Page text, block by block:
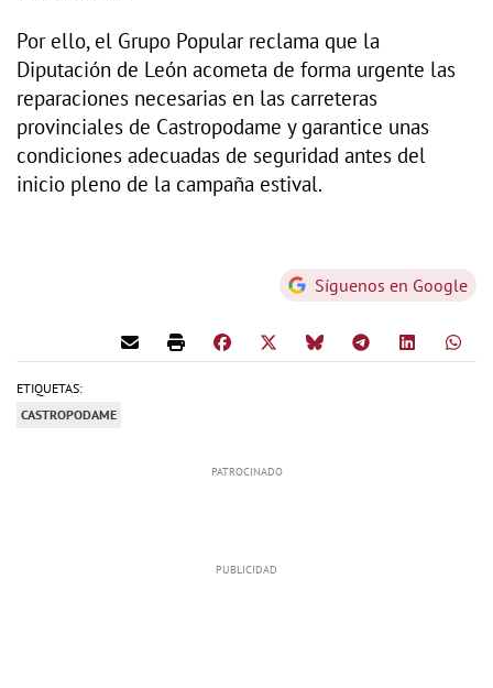
Por ello, el Grupo Popular reclama que la
Diputación de León acometa de forma urgente las
reparaciones necesarias en las carreteras
provinciales de Castropodame y garantice unas
condiciones adecuadas de seguridad antes del
inicio pleno de la campaña estival.
Síguenos en Google
ETIQUETAS:
CASTROPODAME